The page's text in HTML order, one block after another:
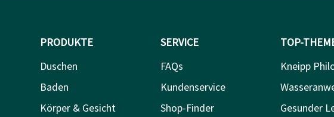
PRODUKTE
Duschen
Baden
Körper & Gesicht
SERVICE
FAQs
Kundenservice
Shop-Finder
TOP-
Kneipp
Gesunder